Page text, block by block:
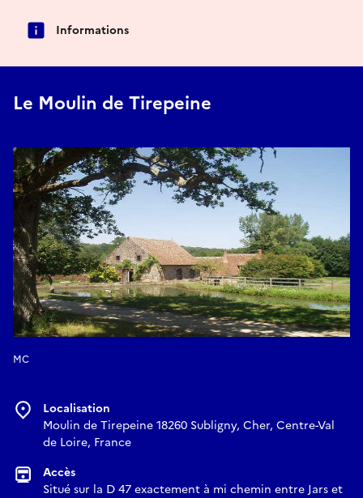
Informations
Le Moulin de Tirepeine
MC
Localisation
Moulin de Tirepeine 18260 Subligny, Cher, Centre-Val
de Loire, France
Accès
Situé sur la D 47 exactement à mi chemin entre Jars et